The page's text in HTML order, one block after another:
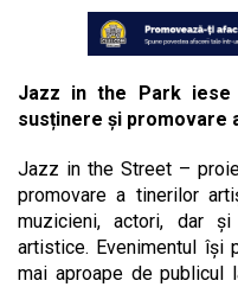
Jazz in the Park
susținere și promovare
Jazz in the Street –
promovare a tinerilor
muzicieni, actori, dar
artistice. Evenimentul își
mai aproape de publicul